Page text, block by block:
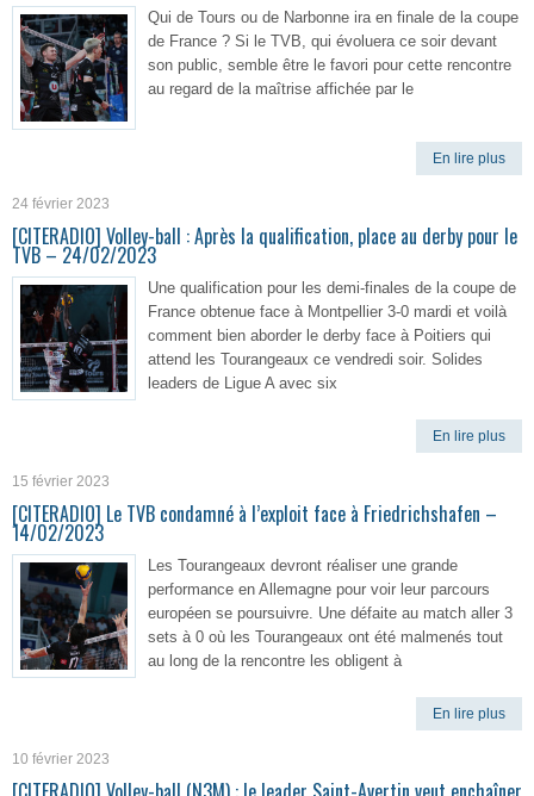
Qui de Tours ou de Narbonne ira en finale de la coupe
de France ? Si le TVB, qui évoluera ce soir devant
son public, semble être le favori pour cette rencontre
au regard de la maîtrise affichée par le
En lire plus
24 février 2023
[CITERADIO] Volley-ball : Après la qualification, place au derby pour le
TVB – 24/02/2023
Une qualification pour les demi-finales de la coupe de
France obtenue face à Montpellier 3-0 mardi et voilà
comment bien aborder le derby face à Poitiers qui
attend les Tourangeaux ce vendredi soir. Solides
leaders de Ligue A avec six
En lire plus
15 février 2023
[CITERADIO] Le TVB condamné à l’exploit face à Friedrichshafen –
14/02/2023
Les Tourangeaux devront réaliser une grande
performance en Allemagne pour voir leur parcours
européen se poursuivre. Une défaite au match aller 3
sets à 0 où les Tourangeaux ont été malmenés tout
au long de la rencontre les obligent à
En lire plus
10 février 2023